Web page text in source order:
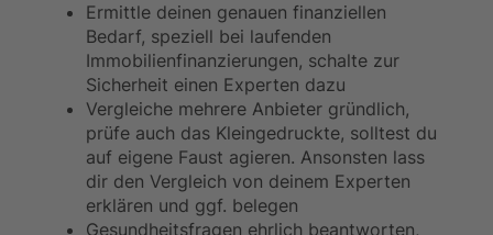
Ermittle deinen genauen finanziellen
Bedarf, speziell bei laufenden
Immobilienfinanzierungen, schalte zur
Sicherheit einen Experten dazu
Vergleiche mehrere Anbieter gründlich,
prüfe auch das Kleingedruckte, solltest du
auf eigene Faust agieren. Ansonsten lass
dir den Vergleich von deinem Experten
erklären und ggf. belegen
Gesundheitsfragen ehrlich beantworten,